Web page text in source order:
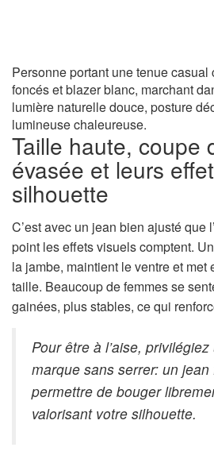
Personne portant une tenue
foncés et blazer blanc, marchant
lumière naturelle douce, posture
lumineuse chaleureuse.
Taille haute, coupe
évasée et leurs
silhouette
C’est avec un jean bien ajusté que
point les effets visuels comptent.
la jambe, maintient le ventre et
taille. Beaucoup de femmes se
gainées, plus stables, ce qui
Pour être à l’aise,
marque sans serrer: un
permettre de bouger
valorisant votre silhouette.